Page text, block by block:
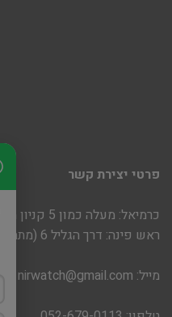
פרטי יצירת קשר
כרמיאל: מעלה כמון 5 קניון חוצות
ראש פינה: דרך הגליל 6 (מתחם שופינה)
מייל: nirwatch@gmail.com